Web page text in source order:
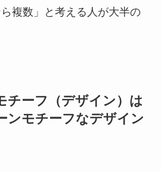
複数」と考える人が大半の
チーフ（デザイン）は
ンモチーフなデザイン